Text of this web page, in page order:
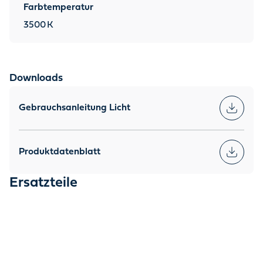
Farbtemperatur
3500 K
Downloads
Gebrauchsanleitung Licht
Produktdatenblatt
Ersatzteile